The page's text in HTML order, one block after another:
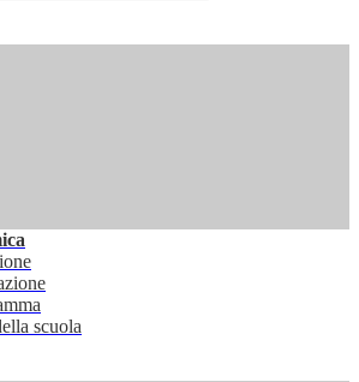
scuola